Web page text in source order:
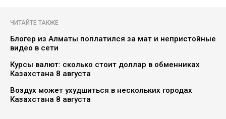
ЧИТАЙТЕ ТАКЖЕ
Блогер из Алматы поплатился за мат и непристойные
видео в сети
Курсы валют: сколько стоит доллар в обменниках
Казахстана 8 августа
Воздух может ухудшиться в нескольких городах
Казахстана 8 августа